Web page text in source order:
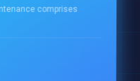
comprises